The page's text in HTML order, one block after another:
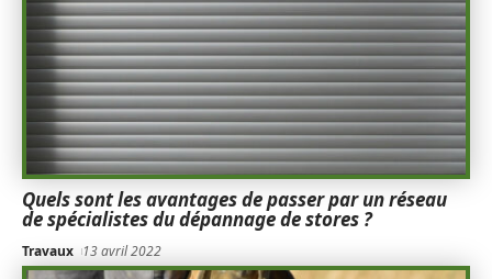
Quels sont les avantages de passer par un réseau
de spécialistes du dépannage de stores ?
Travaux 13 avril 2022